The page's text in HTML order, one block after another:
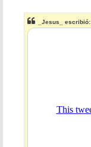
a_Jesus_ escribió: